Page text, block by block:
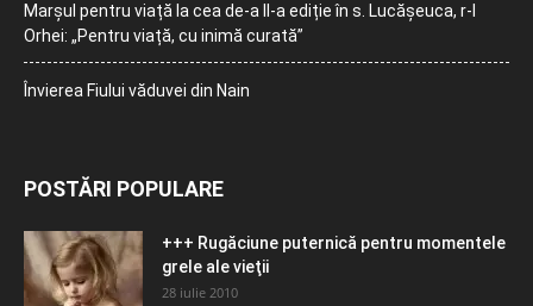
Marșul pentru viață la cea de-a II-a ediție în s. Lucășeuca, r-l
Orhei: „Pentru viață, cu inimă curată”
Învierea Fiului văduvei din Nain
POSTĂRI POPULARE
+++ Rugăciune puternică pentru momentele
grele ale vieţii
28 iulie 2010